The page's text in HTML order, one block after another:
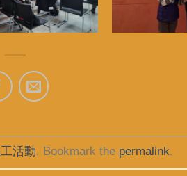
活動. Bookmark the permalink.